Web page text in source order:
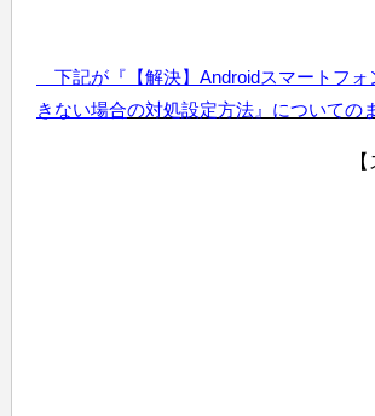
下記が『【解決】Androidスマートフ
きない場合の対処設定方法』についての